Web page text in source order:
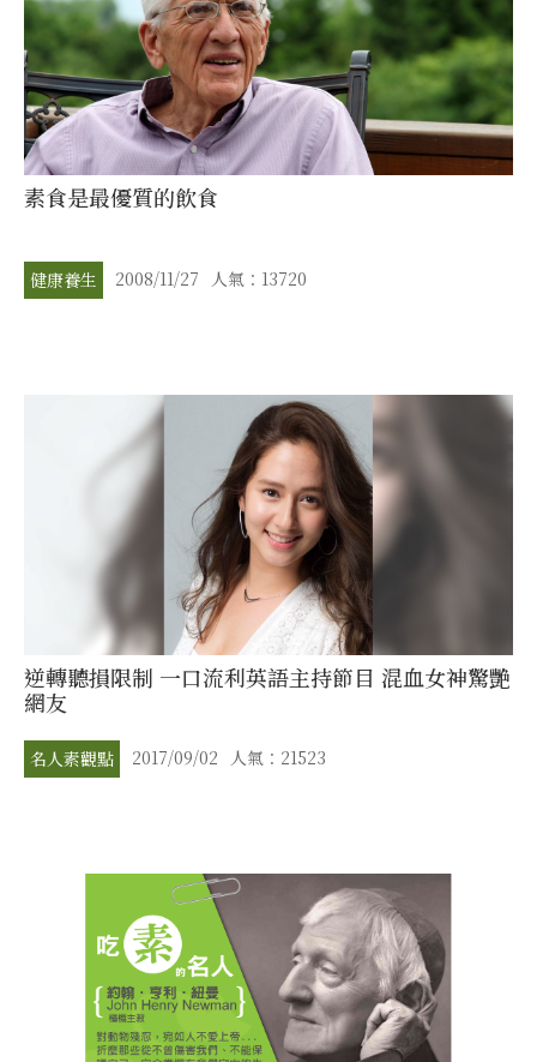
素食是最優質的飲食
健康養生 2008/11/27 人氣：13720
逆轉聽損限制 一口流利英語主持節目 混血女神驚艷
網友
名人素觀點 2017/09/02 人氣：21523